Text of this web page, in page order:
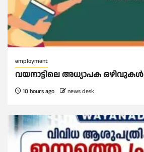
employment
വയനാട്ടിലെ അധ്യാപക ഒഴിവുകൾ
10 hours ago news desk